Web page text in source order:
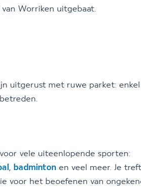
Worriken uitgebaat.
uitgerust met ruwe parket:
vele uiteenlopende sporten:
, badminton en veel meer. Je
voor het beoefenen van